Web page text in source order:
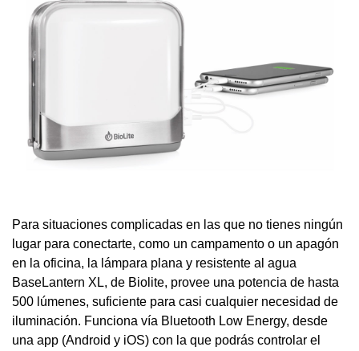
Para situaciones complicadas en las que no tienes ningún
lugar para conectarte, como un campamento o un apagón
en la oficina, la lámpara plana y resistente al agua
BaseLantern XL, de Biolite, provee una potencia de hasta
500 lúmenes, suficiente para casi cualquier necesidad de
iluminación. Funciona vía Bluetooth Low Energy, desde
una app (Android y iOS) con la que podrás controlar el